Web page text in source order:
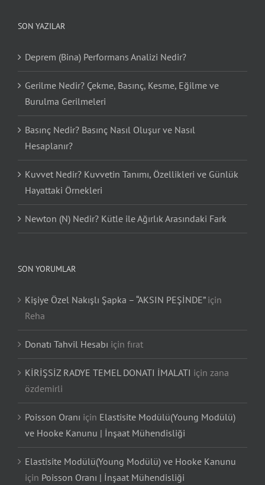
SON YAZILAR
Deprem (Bina) Performans Analizi Nedir?
Gerilme Nedir? Çekme, Basınç, Kesme, Eğilme ve
Burulma Gerilmeleri
Basınç Nedir? Basınç Nasıl Oluşur ve Nasıl
Hesaplanır?
Kuvvet Nedir? Kuvvetin Tanımı, Özellikleri ve Günlük
Hayattaki Örnekleri
Newton (N) Nedir? Kütle ile Ağırlık Arasındaki Fark
SON YORUMLAR
Kişiye Özel Nakışlı Şapka – “AKSIN PEŞİNDE”için
Reha
Donatı Tahvil Hesabı için fırat
KİRİŞSİZ RADYE TEMEL DONATI İMALATI için zana
özdemirli
Poisson Oranı için Elastisite Modülü(Young Modülü)
ve Hooke Kanunu | İnşaat Mühendisliği
Elastisite Modülü(Young Modülü) ve Hooke Kanunu
için Poisson Oranı | İnşaat Mühendisliği